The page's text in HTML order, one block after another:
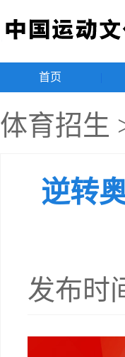
首页
体育招生
逆转
发布时